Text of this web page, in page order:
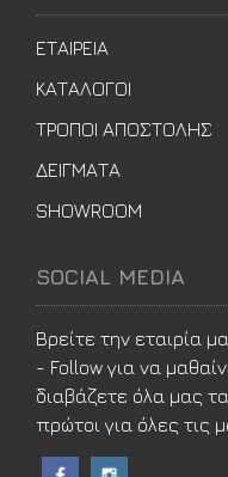
ΕΤΑΙΡΕΙΑ
ΚΑΤΑΛΟΓΟΙ
ΤΡΟΠΟΙ ΑΠΟΣΤΟΛΗΣ
ΔΕΙΓΜΑΤΑ
SHOWROOM
SOCIAL MEDIA
Βρείτε την εταιρία
- Follow για να
διαβάζετε όλα μας
πρώτοι για όλες τις